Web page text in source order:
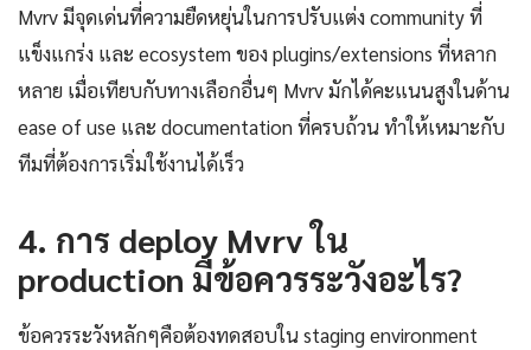
Mvrv มีจุดเด่นที่ความยืดหยุ่นในการปรับแต่ง community ที่
แข็งแกร่ง และ ecosystem ของ plugins/extensions ที่หลาก
หลาย เมื่อเทียบกับทางเลือกอื่นๆ Mvrv มักได้คะแนนสูงในด้าน
ease of use และ documentation ที่ครบถ้วน ทำให้เหมาะกับ
ทีมที่ต้องการเริ่มใช้งานได้เร็ว
4. การ deploy Mvrv ใน
production มีข้อควรระวังอะไร?
ข้อควรระวังหลักๆคือต้องทดสอบใน staging environment